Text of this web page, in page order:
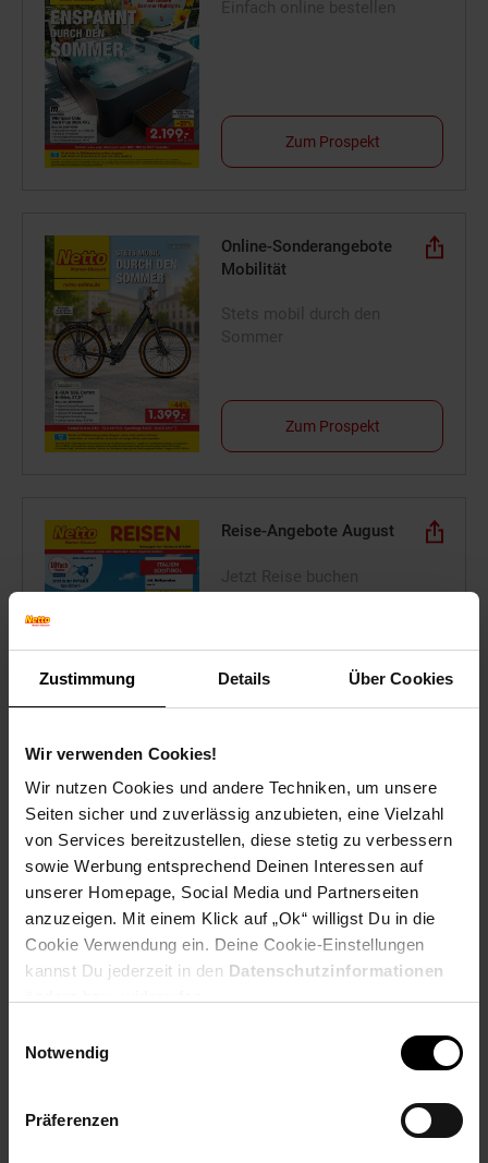
Zustimmung Details Über Cookies
Wir verwenden Cookies!
Wir nutzen Cookies und andere Techniken, um unsere
Seiten sicher und zuverlässig anzubieten, eine Vielzahl
von Services bereitzustellen, diese stetig zu verbessern
sowie Werbung entsprechend Deinen Interessen auf
unserer Homepage, Social Media und Partnerseiten
anzuzeigen. Mit einem Klick auf „Ok“ willigst Du in die
Cookie Verwendung ein. Deine Cookie-Einstellungen
kannst Du jederzeit in den Datenschutzinformationen
Notwendig
Präferenzen
Zum Prospekt
Online-Sonderangebote
Mobilität
Zum Prospekt
Reise-Angebote August
Jetzt Reise buchen
Zum Prospekt
Filialen in der Nähe
Netto Marken-Discount
So.: geschlossen